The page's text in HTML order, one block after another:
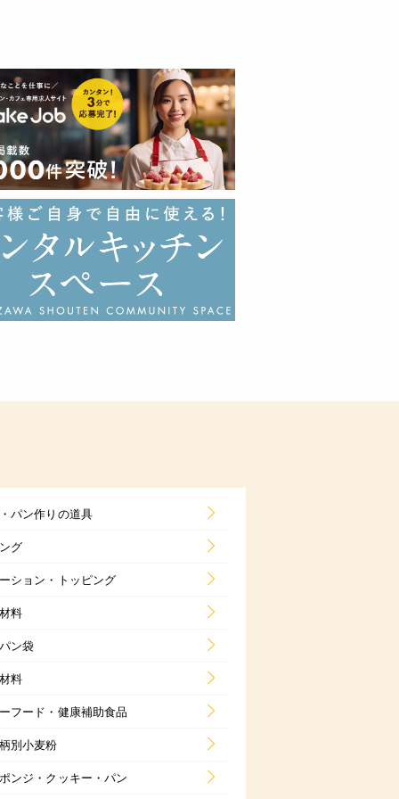
パン作りの道具
グ
ション・トッピング
料
ン袋
料
フード・健康補助食品
別小麦粉
ンジ・クッキー・パン